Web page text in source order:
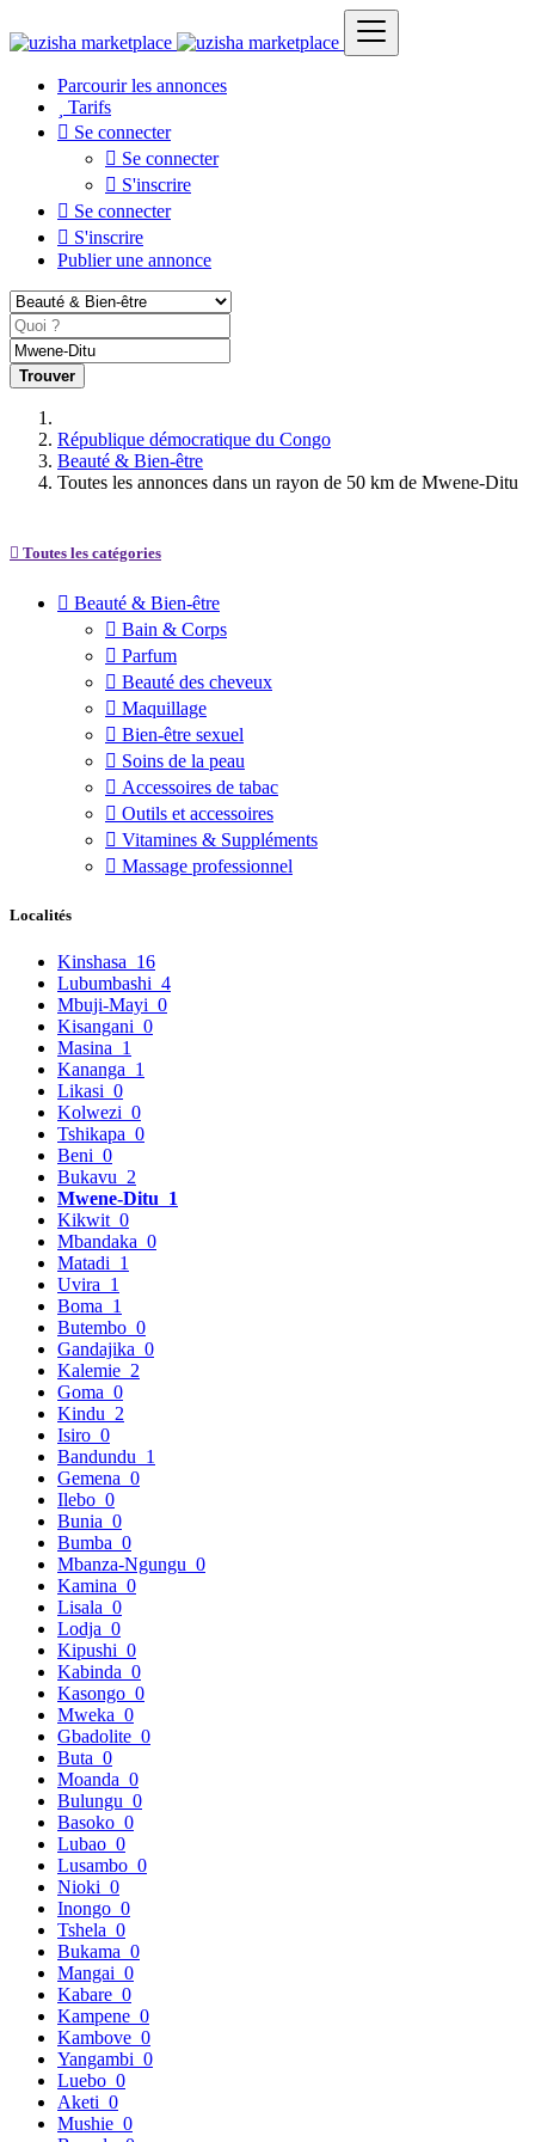
Parcourir les annonces
Tarifs
Se connecter
Se connecter
S'inscrire
Se connecter
S'inscrire
Publier une annonce
Trouver
République démocratique du Congo
Beauté & Bien-être
Toutes les annonces dans un rayon de 50 km de Mwene-Ditu
Toutes les catégories
Beauté & Bien-être
Bain & Corps
Parfum
Beauté des cheveux
Maquillage
Bien-être sexuel
Soins de la peau
Accessoires de tabac
Outils et accessoires
Vitamines & Suppléments
Massage professionnel
Localités
Kinshasa 16
Lubumbashi 4
Mbuji-Mayi 0
Kisangani 0
Masina 1
Kananga 1
Likasi 0
Kolwezi 0
Tshikapa 0
Beni 0
Bukavu 2
Mwene-Ditu 1
Kikwit 0
Mbandaka 0
Matadi 1
Uvira 1
Boma 1
Butembo 0
Gandajika 0
Kalemie 2
Goma 0
Kindu 2
Isiro 0
Bandundu 1
Gemena 0
Ilebo 0
Bunia 0
Bumba 0
Mbanza-Ngungu 0
Kamina 0
Lisala 0
Lodja 0
Kipushi 0
Kabinda 0
Kasongo 0
Mweka 0
Gbadolite 0
Buta 0
Moanda 0
Bulungu 0
Basoko 0
Lubao 0
Lusambo 0
Nioki 0
Inongo 0
Tshela 0
Bukama 0
Mangai 0
Kabare 0
Kampene 0
Kambove 0
Yangambi 0
Luebo 0
Aketi 0
Mushie 0